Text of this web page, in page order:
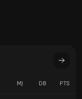
MJ DB PTS